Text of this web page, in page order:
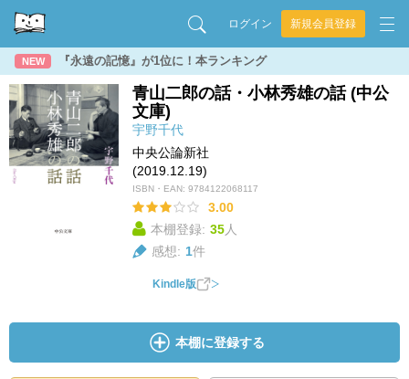
ログイン 新規会員登録
NEW 『永遠の記憶』が1位に！本ランキング
青山二郎の話・小林秀雄の話 (中公
文庫)
宇野千代
中央公論新社
(2019.12.19)
ISBN・EAN: 9784122068117
3.00
本棚登録: 35人
感想: 1件
Kindle版
本棚に登録する